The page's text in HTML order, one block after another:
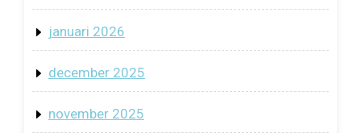
januari 2026
december 2025
november 2025